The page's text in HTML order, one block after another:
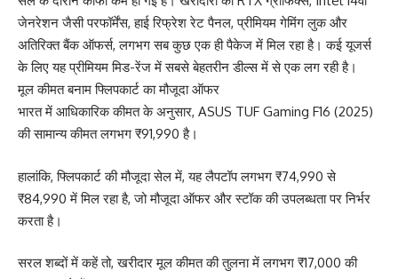
जेनरेशन जैसी परफॉर्मेंस, हाई रिफ्रेश रेट पैनल, प्रीमियम गेमिंग लुक और
अतिरिक्त बैंक ऑफर्स, लगभग सब कुछ एक ही पैकेज में मिल रहा है। कई यूजर्स
के लिए यह प्रीमियम मिड-रेंज में सबसे बेहतरीन डील्स में से एक लग रही है।
मूल कीमत बनाम फ्लिपकार्ट का मौजूदा ऑफर
भारत में आधिकारिक कीमत के अनुसार, ASUS TUF Gaming F16 (2025)
की सामान्य कीमत लगभग ₹91,990 है।
हालांकि, फ्लिपकार्ट की मौजूदा सेल में, यह लैपटॉप लगभग ₹74,990 से
₹84,990 में मिल रहा है, जो मौजूदा ऑफर और स्टॉक की उपलब्धता पर निर्भर
करता है।
सरल शब्दों में कहें तो, खरीदार मूल कीमत की तुलना में लगभग ₹17,000 की